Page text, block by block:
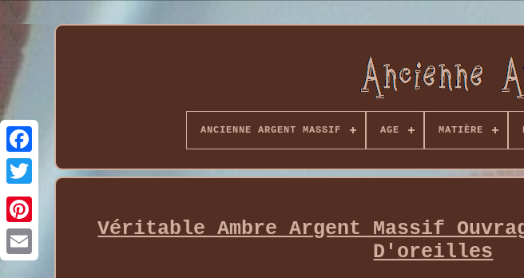
ANCIENNE ARGENT MASSIF AGE MATIÈRE
Véritable Ambre Argent Massif
D'oreilles